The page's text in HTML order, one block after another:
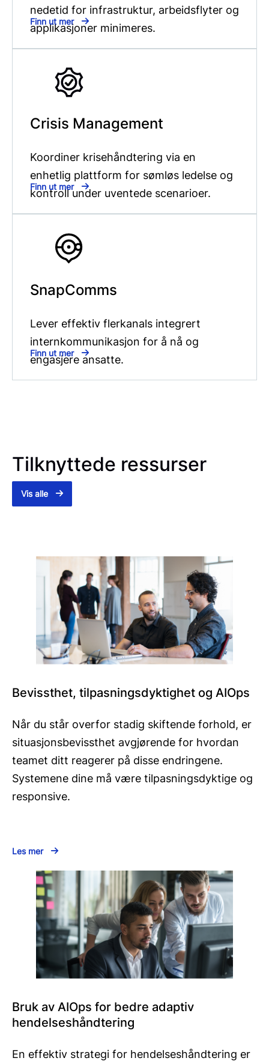
nedetid for infrastruktur, arbeidsflyter og
applikasjoner minimeres.
Finn ut mer
Crisis Management
Koordiner krisehåndtering via en
enhetlig plattform for sømløs ledelse og
kontroll under uventede scenarioer.
Finn ut mer
SnapComms
Lever effektiv flerkanals integrert
internkommunikasjon for å nå og
engasjere ansatte.
Finn ut mer
Tilknyttede ressurser
Vis alle
Bevissthet, tilpasningsdyktighet og AIOps
Når du står overfor stadig skiftende forhold, er
situasjonsbevissthet avgjørende for hvordan
teamet ditt reagerer på disse endringene.
Systemene dine må være tilpasningsdyktige og
responsive.
Les mer
Bruk av AIOps for bedre adaptiv
hendelseshåndtering
En effektiv strategi for hendelseshåndtering er